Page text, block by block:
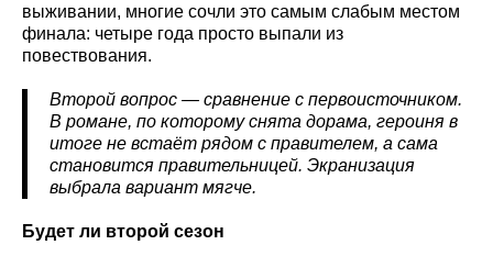
выживании, многие сочли это самым слабым местом
финала: четыре года просто выпали из
повествования.
Второй вопрос — сравнение с первоисточником.
В романе, по которому снята дорама, героиня в
итоге не встаёт рядом с правителем, а сама
становится правительницей. Экранизация
выбрала вариант мягче.
Будет ли второй сезон